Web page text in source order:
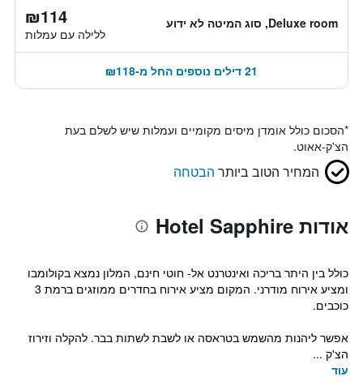
Deluxe room, סוג המיטה לא ידוע ₪114
ללילה עם עמלות
21 דילים נוספים החל מ-₪118
*הסכום כולל אומדן מיסים מקומיים ועמלות שיש לשלם בעת
הצ'ק-אאוט.
המחיר הטוב ביותר הבטחה
אודות Hotel Sapphire
כולל בין היתר בריכה ואינטרנט אל- חוטי חינם, המלון נמצא בקולומבו
ומציע אירוח מודרני. המקום מציע אירוח בחדרים ממוזגים ברמת 3
כוכבים.
אפשר ליהנות מהשמש בטראסה או לשבת לשתות בבר. להקלה וזירוז
הצ'ק ...
עוד